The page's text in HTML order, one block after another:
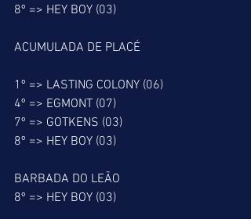
8º => HEY BOY (03)
ACUMULADA DE PLACÉ
1º => LASTING COLONY (06)
4º => EGMONT (07)
7º => GOTKENS (03)
8º => HEY BOY (03)
BARBADA DO LEÃO
8º => HEY BOY (03)